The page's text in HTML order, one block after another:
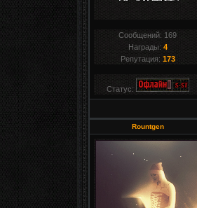
Сообщений: 169
Награды: 4
Репутация: 173
Статус:
Rountgen